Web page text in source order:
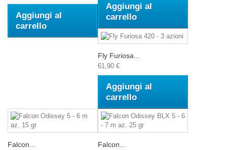
Aggiungi al
carrello
Aggiungi al
carrello
Fly Furiosa...
61,90 €
Aggiungi al
carrello
Falcon... Falcon...